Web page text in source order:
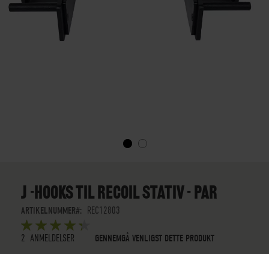
BILLEDGALLERIET
J -HOOKS TIL RECOIL STATIV - PAR
ARTIKELNUMMER
REC12803
BEDØMMELSE:
5OUT OF5
STARS
2 ANMELDELSER GENNEMGÅ VENLIGST DETTE PRODUKT